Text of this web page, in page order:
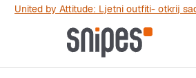
United by Attitude: Ljetni outfiti- otkrij